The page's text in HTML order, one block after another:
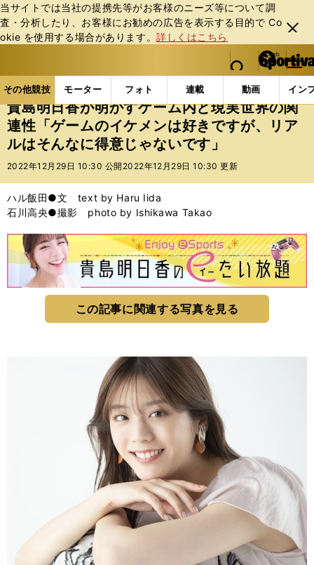
当サイトでは当社の提携先等がお客様のニーズ等について調
査・分析したり、お客様にお勧めの広告を表⽰する⽬的で Co
okie を使⽤する場合があります。詳しくはこちら
閉じ
る
web Sportiva (webスポルティーバ)
検索
マイペ
ー
ジ
メニュ
その他競技 モーター フォト 連載 動画 イン
ス
ポ
ル
テ
ー
バ
その他競技の記事一覧 eスポーツ 貴島明日香が明
貴島明日香が明かすゲーム内と現実世界の関
連性「ゲームのイケメンは好きですが、リア
ルはそんなに得意じゃないです」
2022年12月29日 10:30 公開 2022年12月29日 10:30 更新
ハル飯田●文 text by Haru Iida
石川高央●撮影 photo by Ishikawa Takao
この記事に関連する写真を見る